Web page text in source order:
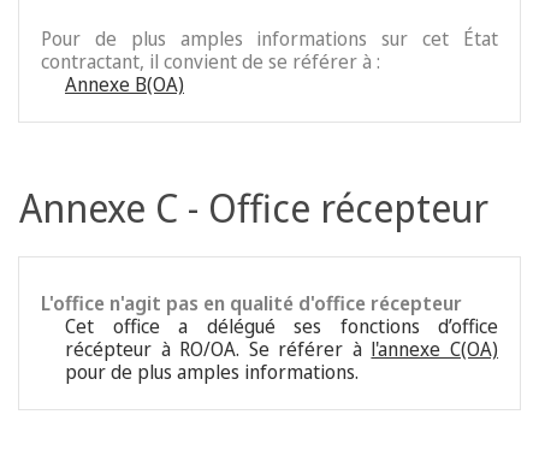
Pour de plus amples informations sur cet État
contractant, il convient de se référer à :
Annexe B(OA)
Annexe C - Office récepteur
L'office n'agit pas en qualité d'office récepteur
Cet office a délégué ses fonctions d’office
récépteur à RO/OA. Se référer à l'annexe C(OA)
pour de plus amples informations.